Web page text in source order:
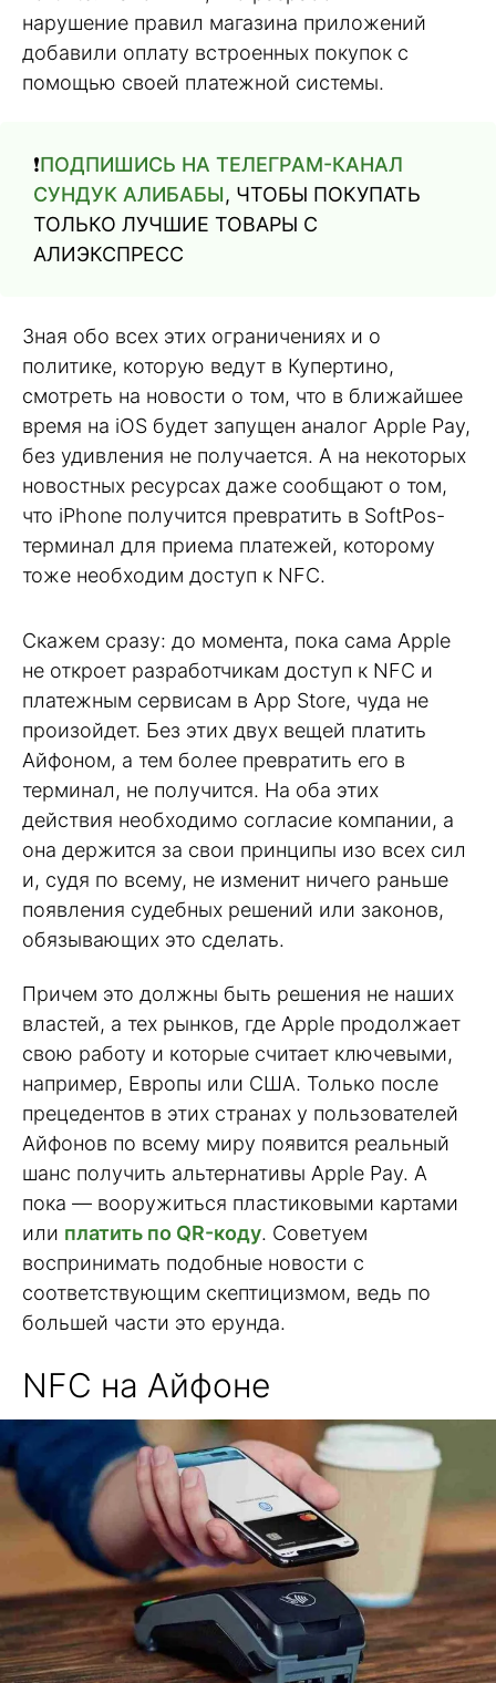
нарушение правил магазина приложений
добавили оплату встроенных покупок с
помощью своей платежной системы.
❗️ПОДПИШИСЬ НА ТЕЛЕГРАМ-КАНАЛ
СУНДУК АЛИБАБЫ, ЧТОБЫ ПОКУПАТЬ
ТОЛЬКО ЛУЧШИЕ ТОВАРЫ С
АЛИЭКСПРЕСС
Зная обо всех этих ограничениях и о
политике, которую ведут в Купертино,
смотреть на новости о том, что в ближайшее
время на iOS будет запущен аналог Apple Pay,
без удивления не получается. А на некоторых
новостных ресурсах даже сообщают о том,
что iPhone получится превратить в SoftPos-
терминал для приема платежей, которому
тоже необходим доступ к NFC.
Скажем сразу: до момента, пока сама Apple
не откроет разработчикам доступ к NFC и
платежным сервисам в App Store, чуда не
произойдет. Без этих двух вещей платить
Айфоном, а тем более превратить его в
терминал, не получится. На оба этих
действия необходимо согласие компании, а
она держится за свои принципы изо всех сил
и, судя по всему, не изменит ничего раньше
появления судебных решений или законов,
обязывающих это сделать.
Причем это должны быть решения не наших
властей, а тех рынков, где Apple продолжает
свою работу и которые считает ключевыми,
например, Европы или США. Только после
прецедентов в этих странах у пользователей
Айфонов по всему миру появится реальный
шанс получить альтернативы Apple Pay. А
пока — вооружиться пластиковыми картами
или платить по QR-коду. Советуем
воспринимать подобные новости с
соответствующим скептицизмом, ведь по
большей части это ерунда.
NFC на Айфоне